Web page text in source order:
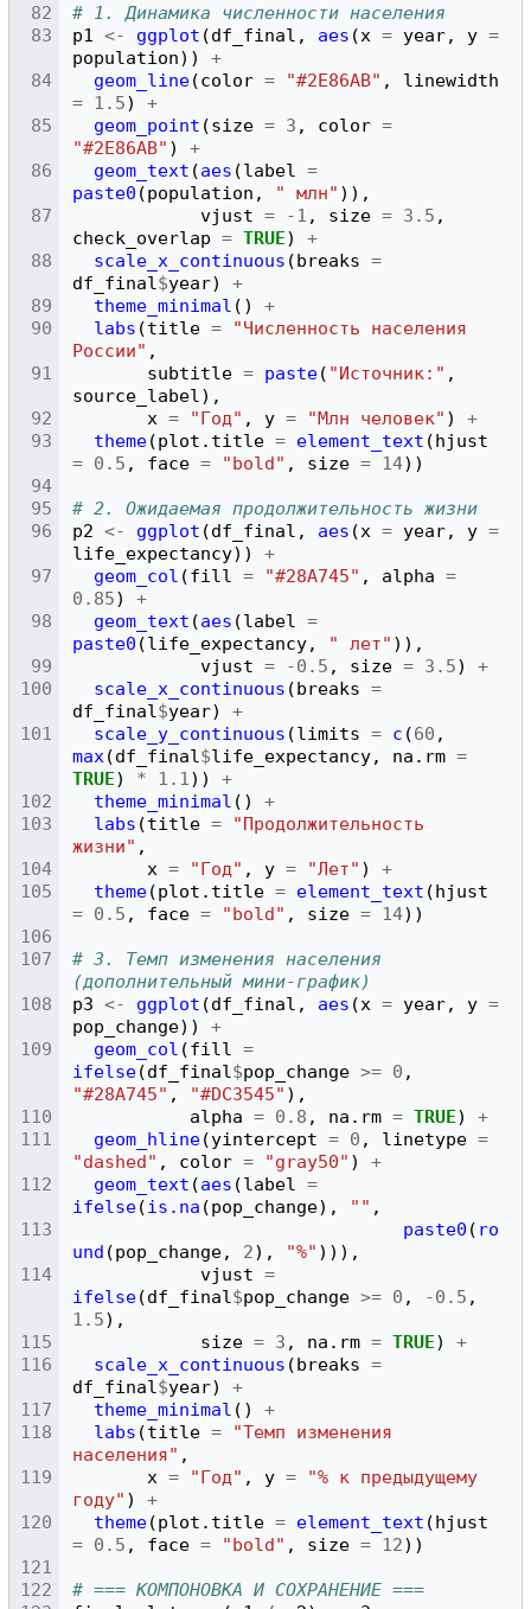
# 1. Динамика численности населения
p1 <- ggplot (df_final , aes (x = year, y =
population))
+
geom_line(color = "#2E86AB" ,
linewidth
= 1.5)
+
geom_point (size = 3 , color =
"#2E86AB" )
+
geom_text (aes (label =
paste0 (population , " млн" )),
vjust = -1 , size = 3.5 ,
check_overlap = TRUE)
+
scale_x_continuous (breaks =
df_final$year)
+
theme_minimal ()
+
labs (title =
"Численность населения
России" ,
subtitle = paste( "Источник:" ,
source_label),
x = "Год" , y = "Млн человек" )
+
theme(plot.title = element_text (hjust
= 0.5 , face = "bold" , size = 14))
# 2. Ожидаемая продолжительность жизни
p2 <- ggplot (df_final , aes (x = year, y =
life_expectancy))
+
geom_col (fill = "#28A745" , alpha =
0.85)
+
geom_text (aes (label =
paste0 (life_expectancy, " лет" )),
vjust = -0.5 , size = 3.5)
+
scale_x_continuous (breaks =
df_final$year)
+
scale_y_continuous (limits = c (60 ,
max(df_final$life_expectancy, na.rm =
TRUE) * 1.1))
+
theme_minimal ()
+
labs (title =
"Продолжительность
жизни" ,
x = "Год" , y = "Лет" )
+
theme(plot.title = element_text (hjust
= 0.5 , face = "bold" , size = 14))
# 3. Темп изменения населения
(дополнительный мини-график)
p3 <- ggplot (df_final , aes (x = year, y =
pop_change))
+
geom_col (fill =
ifelse(df_final$pop_change >= 0 ,
"#28A745" , "#DC3545" ),
alpha = 0.8 , na.rm = TRUE)
+
geom_hline(yintercept = 0 , linetype =
"dashed" , color = "gray50" )
+
geom_text (aes (label =
ifelse(is.na (pop_change), "" ,
paste0 ( ro
und (pop_change, 2), "%" ))),
vjust =
ifelse(df_final$pop_change >= 0 , -0.5 ,
1.5),
size = 3 , na.rm = TRUE)
+
scale_x_continuous (breaks =
df_final$year)
+
theme_minimal ()
+
labs (title =
"Темп изменения
населения" ,
x = "Год" , y =
"% к предыдущему
году" )
+
theme(plot.title = element_text (hjust
= 0.5 , face = "bold" , size = 12))
# === КОМПОНОВКА И СОХРАНЕНИЕ ===